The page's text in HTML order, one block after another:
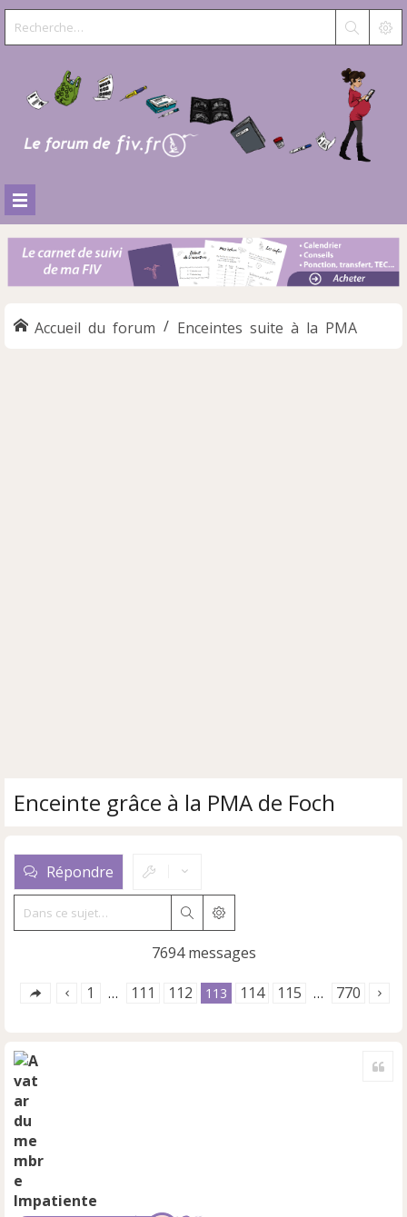
Accueil du forum Enceintes suite à la PMA
Enceinte grâce à la PMA de Foch
Répondre
RechercherRecherche avancée
7694 messages
1 … 111 112 113 114 115 … 770
Impatiente